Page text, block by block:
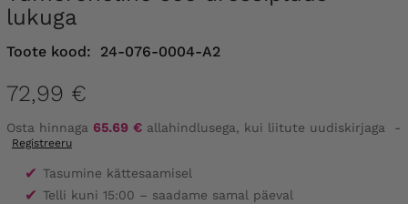
lukuga
Toote kood: 24-076-0004-A2
72,99 €
Osta hinnaga 65.69 € allahindlusega, kui liitute uudiskirjaga -
Registreeru
✔ Tasumine kättesaamisel
✔ Telli kuni 15:00 – saadame samal päeval